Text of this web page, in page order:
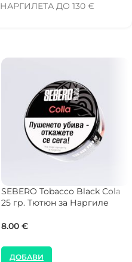
НАРГИЛЕТА ДО 130 €
SEBERO Tobacco Black Cola
25 гр. Тютюн за Наргиле
8.00 €
ДОБАВИ